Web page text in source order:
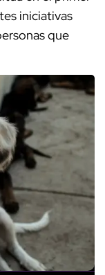
iniciativas
que